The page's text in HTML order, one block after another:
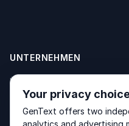
UNTERNEHMEN
Über uns
Kontakt
Produkte
Your privacy
GenText offers two
analytics and advertising